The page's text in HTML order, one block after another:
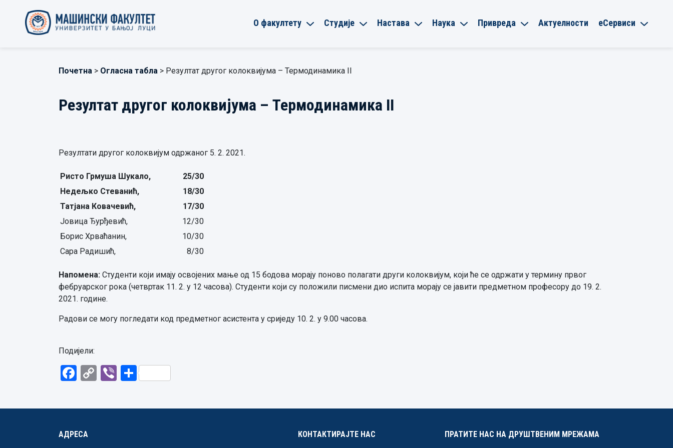
О факултету Студије Настава Наука Привреда Актуелности еСервиси
Почетна > Огласна табла > Резултат другог колоквијума – Термодинамика II
Резултат другог колоквијума – Термодинамика II
Резултати другог колоквијум одржаног 5. 2. 2021.
Ристо Грмуша Шукало, 25/30
Недељко Стеванић,
18/30
Татјана Ковачевић,
17/30
Јовица Ђурђевић,
12/30
Борис Хрваћанин,
10/30
Сара Радишић,
8/30
Напомена: Студенти који имају освојених мање од 15 бодова морају поново полагати други колоквијум, који ће се одржати у термину првог
фебруарског рока (четвртак 11. 2. у 12 часова). Студенти који су положили писмени дио испита морају се јавити предметном професору до 19. 2.
2021. године.
Радови се могу погледати код предметног асистента у сриједу 10. 2. у 9.00 часова.
Подијели:
Facebook
CopyViberShare
АДРЕСА КОНТАКТИРАЈТЕ НАС ПРАТИТЕ НАС НА ДРУШТВЕНИМ МРЕЖАМА